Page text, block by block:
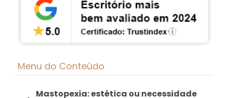
Menu do Conteúdo
Mastopexia: estética ou necessidade